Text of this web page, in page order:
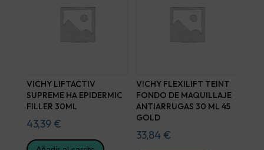
VICHY LIFTACTIV
SUPREME HA EPIDERMIC
FILLER 30ML
43,39 €
VICHY FLEXILIFT TEINT
FONDO DE MAQUILLAJE
ANTIARRUGAS 30 ML 45
GOLD
33,84 €